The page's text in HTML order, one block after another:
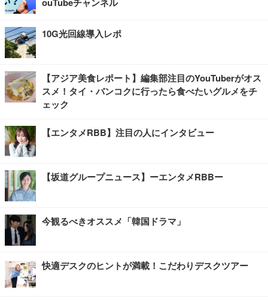
10G光回線導入レポ
【アジア美食レポート】編集部注目のYouTuberがオス
スメ！タイ・バンコクに行ったら食べたいグルメをチ
ェック
【エンタメRBB】注目の人にインタビュー
【坂道グループニュース】ーエンタメRBBー
今観るべきオススメ「韓国ドラマ」
快適デスクのヒントが満載！こだわりデスクツアー